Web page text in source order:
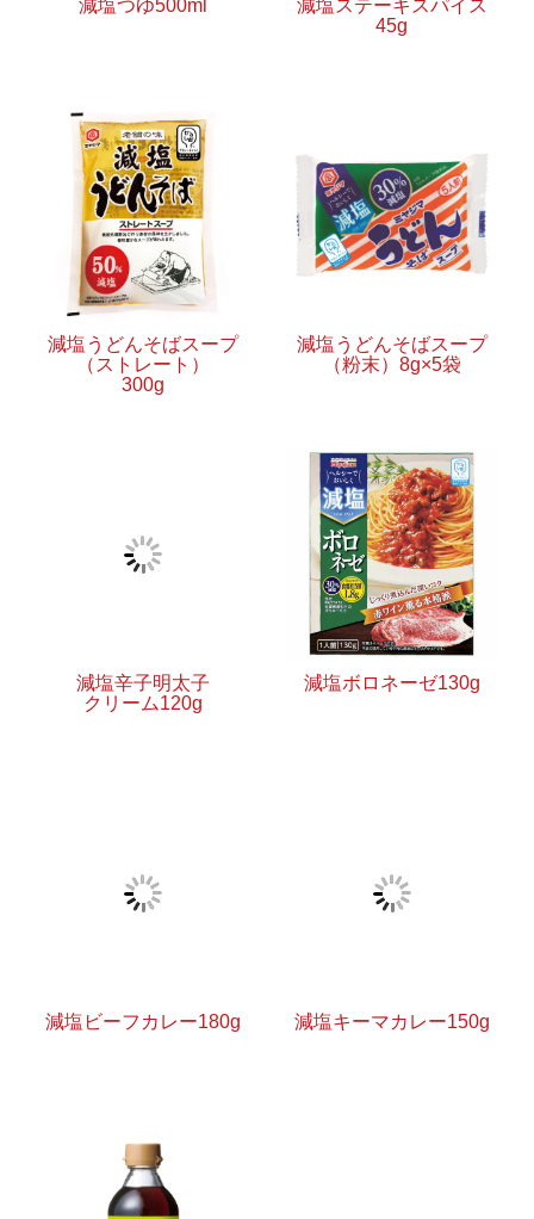
減塩つゆ500ml
減塩ステーキスパイス
45g
減塩うどんそばスープ
（ストレート）
300g
減塩うどんそばスープ
（粉末）8g×5袋
減塩辛子明太子
クリーム120g
減塩ボロネーゼ130g
減塩ビーフカレー180g 減塩キーマカレー150g